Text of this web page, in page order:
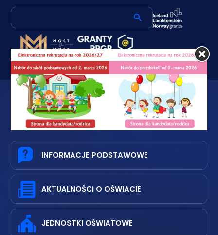
Mapa
serwisu
KontaktWersja
kontrastowa
ESP
GMINNY ZARZĄD OŚWIATY W
STRZELCACH OPOLSKICH
INFORMACJE PODSTAWOWE
AKTUALNOŚCI O OŚWIACIE
JEDNOSTKI OŚWIATOWE